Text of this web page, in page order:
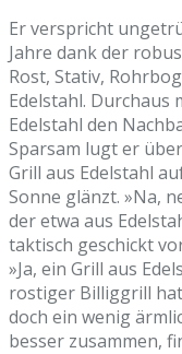
Er verspricht
Jahre dank der
Rost, Stativ,
Edelstahl. Durchaus
Edelstahl den
Sparsam lugt er
Grill aus Edelstahl
Sonne glänzt. »Na,
der etwa aus
taktisch geschickt
»Ja, ein Grill aus
rostiger Billiggrill
doch ein wenig
besser zusammen,